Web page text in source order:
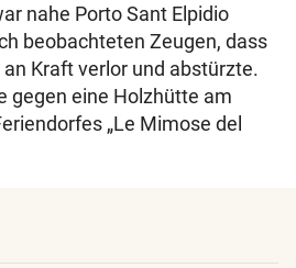
nahe Porto Sant Elpidio
beobachteten Zeugen, dass
Kraft verlor und abstürzte.
gegen eine Holzhütte am
„Le Mimose del